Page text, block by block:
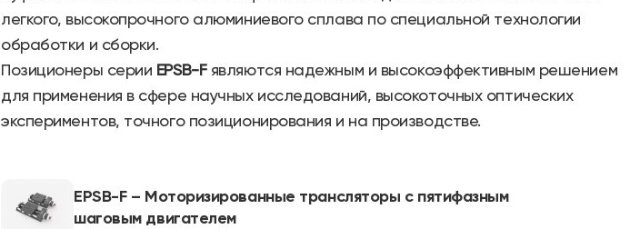
легкого, высокопрочного алюминиевого сплава по специальной технологии
обработки и сборки.
Позиционеры серии EPSB-Fявляются надежным и высокоэффективным решением
для применения в сфере научных исследований, высокоточных оптических
экспериментов, точного позиционирования и на производстве.
EPSB-F – Моторизированные трансляторы с пятифазным
шаговым двигателем